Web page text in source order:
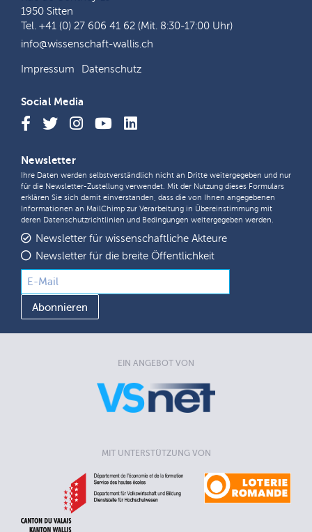
1950 Sitten
Tel. +41 (0) 27 606 41 62 (Mit. 8:30-17:00 Uhr)
info@wissenschaft-wallis.ch
Impressum Datenschutz
Social Media
Newsletter
Ihre Daten werden selbstverständlich nicht an Dritte weitergegeben und nur
für die Newsletter-Zustellung verwendet. Mit der Nutzung dieses Formulars
erklären Sie sich damit einverstanden, dass die von Ihnen angegebenen
Informationen an MailChimp zur Verarbeitung in Übereinstimmung mit
deren Datenschutzrichtlinien und Bedingungen weitergegeben werden.
Newsletter für wissenschaftliche Akteure
Newsletter für die breite Öffentlichkeit
EIN ANGEBOT VON
MIT UNTERSTÜTZUNG VON